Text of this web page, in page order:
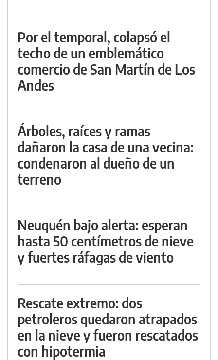
Por el temporal, colapsó el
techo de un emblemático
comercio de San Martín de Los
Andes
Árboles, raíces y ramas
dañaron la casa de una vecina:
condenaron al dueño de un
terreno
Neuquén bajo alerta: esperan
hasta 50 centímetros de nieve
y fuertes ráfagas de viento
Rescate extremo: dos
petroleros quedaron atrapados
en la nieve y fueron rescatados
con hipotermia